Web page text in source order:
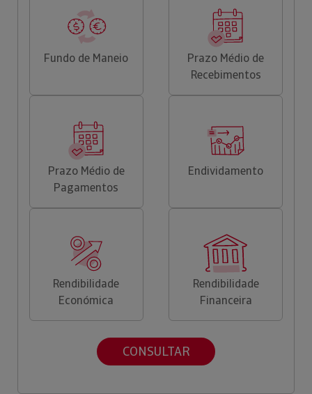
Fundo de Maneio
Prazo Médio de
Recebimentos
Prazo Médio de
Pagamentos
Endividamento
Rendibilidade
Económica
Rendibilidade
Financeira
CONSULTAR